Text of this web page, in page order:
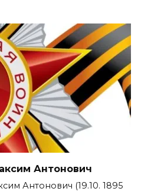
Антонович
Антонович (19.10. 1895